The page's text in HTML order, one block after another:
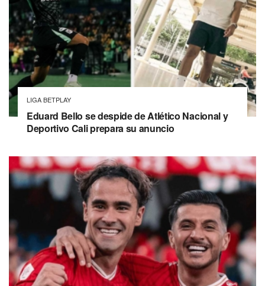
LIGA BETPLAY
Eduard Bello se despide de Atlético Nacional y
Deportivo Cali prepara su anuncio